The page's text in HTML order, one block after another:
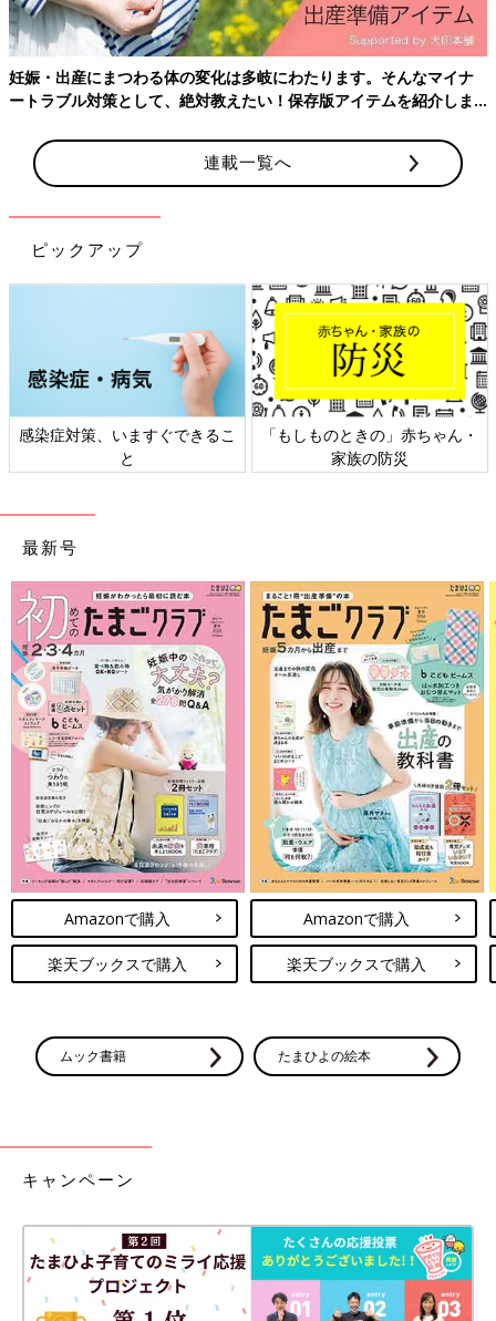
Amazonで購入
楽天ブックスで購入
妊娠・出産にまつわる体の変化は多岐にわたります。そんなマイナ
ートラブル対策として、絶対教えたい！保存版アイテムを紹介しま
連載一覧へ
ピックアップ
感染症対策、いますぐできるこ
と
「もしものときの」赤ちゃん・
家族の防災
最新号
Amazonで購入
楽天ブックスで購入
Amazonで購入
楽天ブックスで購入
ムック書籍 たまひよの絵本
キャンペーン